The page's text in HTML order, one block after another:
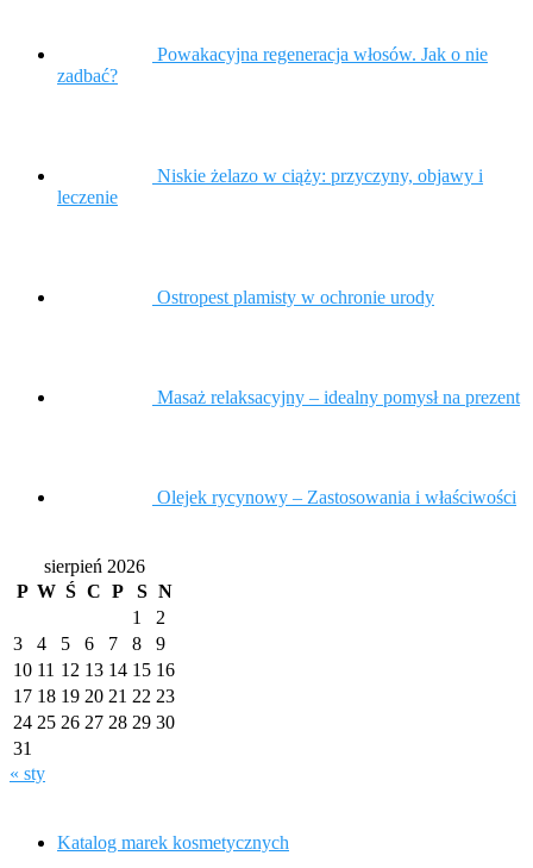
Powakacyjna regeneracja włosów. Jak o nie
zadbać?
Niskie żelazo w ciąży: przyczyny, objawy i
leczenie
Ostropest plamisty w ochronie urody
Masaż relaksacyjny – idealny pomysł na prezent
Olejek rycynowy – Zastosowania i właściwości
sierpień 2026
P W Ś C P S N
1
2
3
4 5 6 7 8
9
10 11 12 13 14 15 16
17 18 19 20 21 22 23
24 25 26 27 28 29 30
31
« sty
Katalog marek kosmetycznych